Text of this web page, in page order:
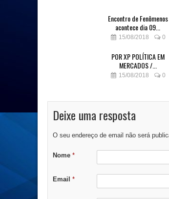
Encontro de Fenômenos
acontece dia 09...
15/08/2018 0
POR XP POLÍTICA EM
MERCADOS /...
15/08/2018 0
Deixe uma resposta
O seu endereço de email não será
Nome *
Email *